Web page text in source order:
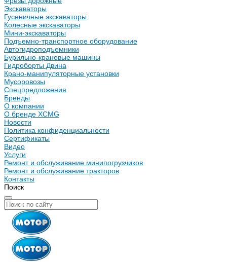
Экскаваторы
Гусеничные экскаваторы
Колесные экскаваторы
Мини-экскаваторы
Подъемно-транспортное оборудование
Автогидроподъемники
Бурильно-крановые машины
Гидроборты Двина
Крано-манипуляторные установки
Мусоровозы
Спецпредложения
Бренды
О компании
О бренде XCMG
Новости
Политика конфиденциальности
Сертификаты
Видео
Услуги
Ремонт и обслуживание минипогрузчиков
Ремонт и обслуживание тракторов
Контакты
Поиск